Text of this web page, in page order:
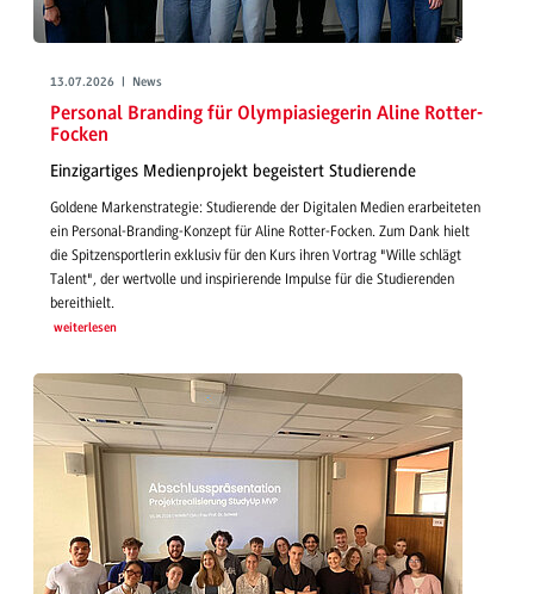
13.07.2026 | News
Personal Branding für Olympiasiegerin Aline Rotter-
Focken
Einzigartiges Medienprojekt begeistert Studierende
Goldene Markenstrategie: Studierende der Digitalen Medien erarbeiteten
ein Personal-Branding-Konzept für Aline Rotter-Focken. Zum Dank hielt
die Spitzensportlerin exklusiv für den Kurs ihren Vortrag "Wille schlägt
Talent", der wertvolle und inspirierende Impulse für die Studierenden
bereithielt.
weiterlesen